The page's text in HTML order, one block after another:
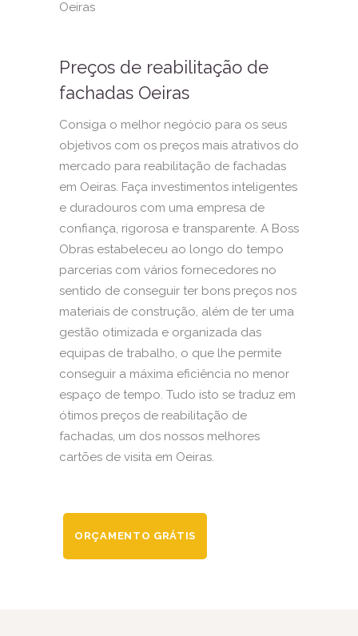
Preços de reabilitação de
fachadas Oeiras
Consiga o melhor negócio para os seus
objetivos com os preços mais atrativos do
mercado para reabilitação de fachadas
em Oeiras. Faça investimentos inteligentes
e duradouros com uma empresa de
confiança, rigorosa e transparente. A Boss
Obras estabeleceu ao longo do tempo
parcerias com vários fornecedores no
sentido de conseguir ter bons preços nos
materiais de construção, além de ter uma
gestão otimizada e organizada das
equipas de trabalho, o que lhe permite
conseguir a máxima eficiência no menor
espaço de tempo. Tudo isto se traduz em
ótimos preços de reabilitação de
fachadas, um dos nossos melhores
cartões de visita em Oeiras.
ORÇAMENTO GRÁTIS